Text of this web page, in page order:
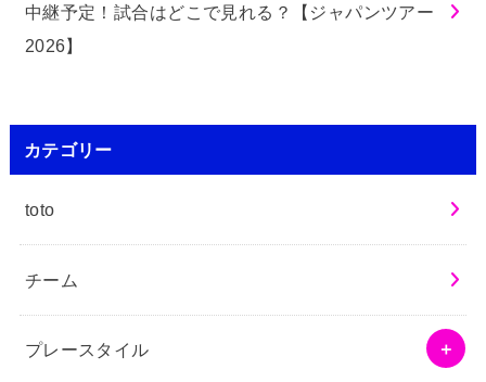
中継予定！試合はどこで見れる？【ジャパンツアー
2026】
カテゴリー
toto
チーム
プレースタイル